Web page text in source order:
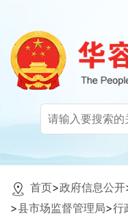
首页>政府信息公开
>县市场监督管理局>行